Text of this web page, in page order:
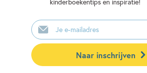
kinderboekentips en inspiratie!
E-
mailadres
Naar inschrijven